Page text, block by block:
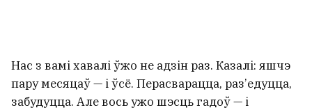
Нас з вамі хавалі ўжо не адзін раз. Казалі: яшчэ
пару месяцаў — і ўсё. Перасварацца, раз’едуцца,
забудуцца. Але вось ужо шэсць гадоў — і